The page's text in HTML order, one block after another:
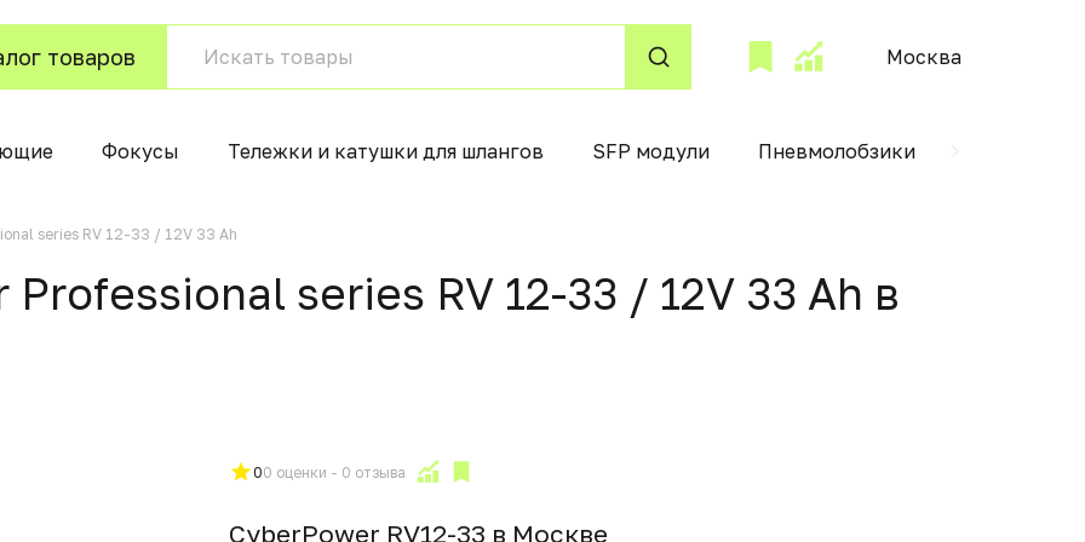
товаров Москва
Фокусы Тележки и катушки для шлангов SFP модули Пневмолобзики
series RV 12-33 / 12V 33 Ah
series RV 12-33 / 12V 33 Ah в
00 оценки - 0 отзыва
CyberPower RV12-33 в Москвe